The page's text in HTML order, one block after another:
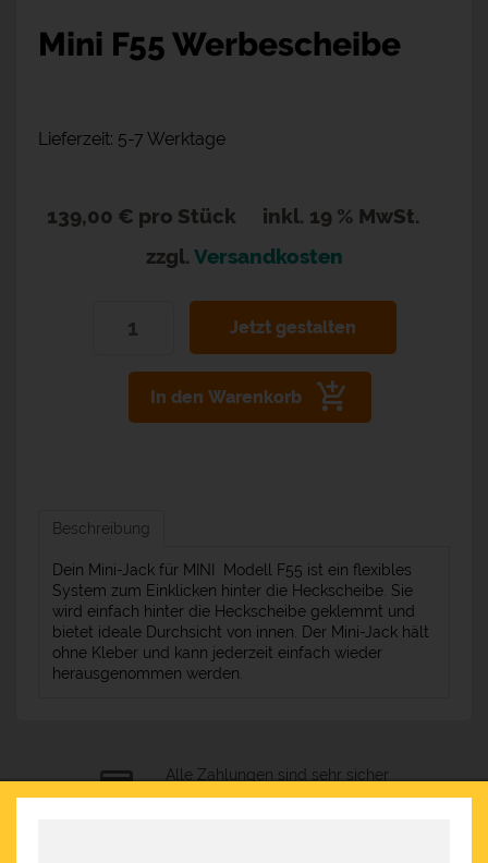
Mini F55 Werbescheibe
Lieferzeit: 5-7 Werktage
139,00 € pro Stück
inkl. 19 % MwSt.
zzgl. Versandkosten
In den Warenkorb
Beschreibung
Dein Mini-Jack für MINI Modell F55 ist ein flexibles
System zum Einklicken hinter die Heckscheibe. Sie
wird einfach hinter die Heckscheibe geklemmt und
bietet ideale Durchsicht von innen. Der Mini-Jack hält
ohne Kleber und kann jederzeit einfach wieder
herausgenommen werden.
Alle Zahlungen sind sehr sicher